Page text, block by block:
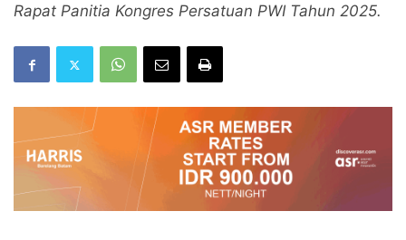
Rapat Panitia Kongres Persatuan PWI Tahun 2025.